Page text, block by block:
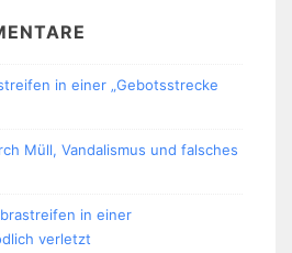
in einer „Gebotsstrecke
Müll, Vandalismus und falsches
in einer
verletzt